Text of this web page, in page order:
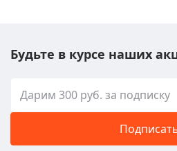
Будьте в курсе наших